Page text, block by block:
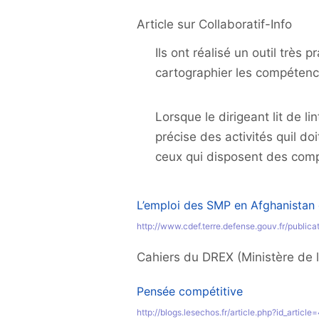
Article sur Collaboratif-Info
Ils ont réalisé un outil très
cartographier les
Lorsque le dirigeant lit de
précise des activités quil
ceux qui disposent des
L’emploi des SMP en
http://www.cdef.terre.defense.gouv.fr/
Cahiers du DREX (Ministère
Pensée compétitive
http://blogs.lesechos.fr/